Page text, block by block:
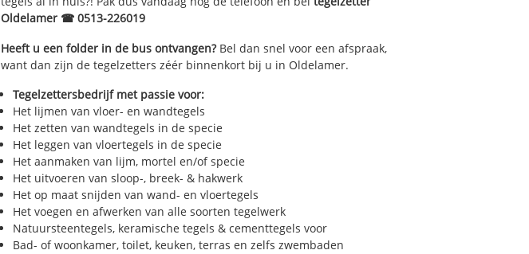
Oldelamer ☎ 0513-226019
Heeft u een folder in de bus ontvangen?Bel dan snel voor een afspraak,
want dan zijn de tegelzetters zéér binnenkort bij u in Oldelamer.
Tegelzettersbedrijf met passie voor:
Het lijmen van vloer- en wandtegels
Het zetten van wandtegels in de specie
Het leggen van vloertegels in de specie
Het aanmaken van lijm, mortel en/of specie
Het uitvoeren van sloop-, breek- & hakwerk
Het op maat snijden van wand- en vloertegels
Het voegen en afwerken van alle soorten tegelwerk
Natuursteentegels, keramische tegels & cementtegels voor
Bad- of woonkamer, toilet, keuken, terras en zelfs zwembaden